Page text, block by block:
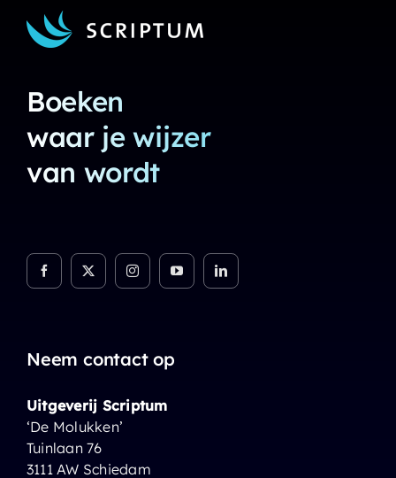
Boeken
waar je wijzer
van wordt
Neem contact op
Uitgeverij Scriptum
‘De Molukken’
Tuinlaan 76
3111 AW Schiedam